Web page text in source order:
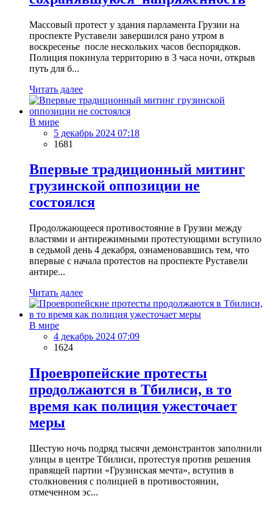
Массовый протест у здания парламента Грузии на
проспекте Руставели завершился рано утром в
воскресенье после нескольких часов беспорядков.
Полиция покинула территорию в 3 часа ночи, открыв
путь для б...
Читать далее
В мире
5 декабрь 2024 07:18
1681
Впервые традиционный митинг
грузинской оппозиции не
состоялся
Продолжающееся противостояние в Грузии между
властями и антирежимными протестующими вступило
в седьмой день 4 декабря, ознаменовавшись тем, что
впервые с начала протестов на проспекте Руставели
антире...
Читать далее
В мире
4 декабрь 2024 07:09
1624
Проевропейские протесты
продолжаются в Тбилиси, в то
время как полиция ужесточает
меры
Шестую ночь подряд тысячи демонстрантов заполнили
улицы в центре Тбилиси, протестуя против решения
правящей партии «Грузинская мечта», вступив в
столкновения с полицией в противостоянии,
отмеченном эс...